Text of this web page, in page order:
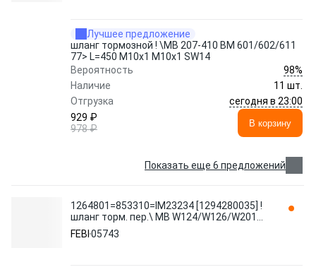
Лучшее предложение
шланг тормозной ! \MB 207-410 BM 601/602/611
77> L=450 M10x1 M10x1 SW14
Вероятность
98%
Наличие
11 шт.
Отгрузка
сегодня в 23:00
929 ₽
978 ₽
В корзину
Показать еще 6 предложений
1264801=853310=IM23234 [1294280035] !
шланг торм. пер.\ MB W124/W126/W201
2.6-5.0 80-97 L=370 05743 FEBI
FEBI 05743